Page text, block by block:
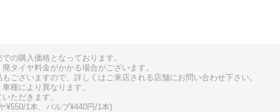
の購入価格となっております。
タイヤ料金がかかる場合がございます。
ございますので、詳しくはご来店される店舗にお問い合わせ下さい。
種により異なります。
ただきます。
¥550/1本、バルブ¥440円/1本)